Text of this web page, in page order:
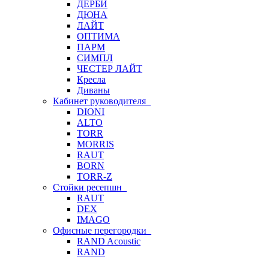
ДЕРБИ
ДЮНА
ЛАЙТ
ОПТИМА
ПАРМ
СИМПЛ
ЧЕСТЕР ЛАЙТ
Кресла
Диваны
Кабинет руководителя
DIONI
ALTO
TORR
MORRIS
RAUT
BORN
TORR-Z
Стойки ресепшн
RAUT
DEX
IMAGO
Офисные перегородки
RAND Acoustic
RAND